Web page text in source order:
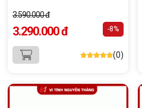
3.590.000 đ
3.290.000 đ -8%
(0)